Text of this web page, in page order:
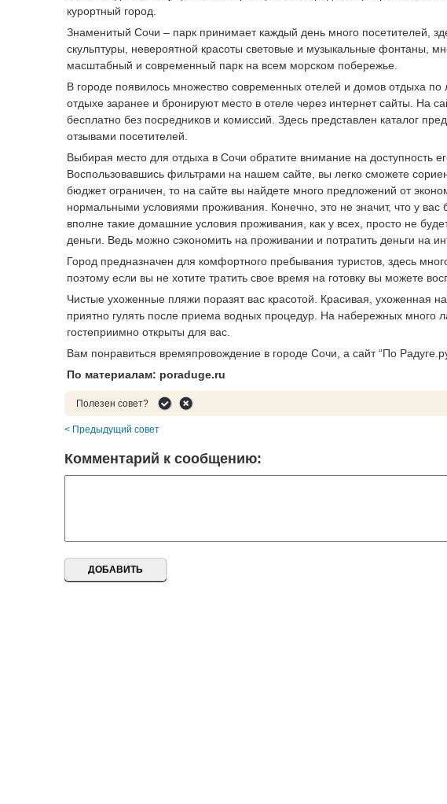
курортный город.
Знаменитый Сочи – парк принимает каждый день много посетителей,
скульптуры, невероятной красоты световые и музыкальные фонтаны,
масштабный и современный парк на всем морском побережье.
В городе появилось множество современных отелей и домов отдыха
отдыхе заранее и бронируют место в отеле через интернет сайты. На
бесплатно без посредников и комиссий. Здесь представлен каталог
отзывами посетителей.
Выбирая место для отдыха в Сочи обратите внимание на доступность
Воспользовавшись фильтрами на нашем сайте, вы легко сможете
бюджет ограничен, то на сайте вы найдете много предложений от
нормальными условиями проживания. Конечно, это не значит, что у вас
вполне такие домашние условия проживания, как у всех, просто не
деньги. Ведь можно сэкономить на проживании и потратить деньги на
Город предназначен для комфортного пребывания туристов, здесь
поэтому если вы не хотите тратить свое время на готовку вы можете
Чистые ухоженные пляжи поразят вас красотой. Красивая, ухоженная
приятно гулять после приема водных процедур. На набережных много
гостеприимно открыты для вас.
Вам понравиться времяпровождение в городе Сочи, а сайт “По
По материалам: poraduge.ru
Полезен совет?
< Предыдущий совет
Комментарий к сообщению: